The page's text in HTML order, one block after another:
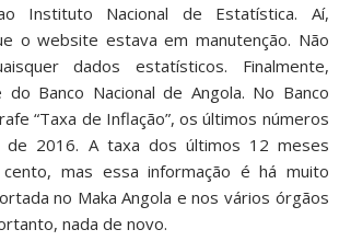
Instituto Nacional de Estatística. Aí,
o website estava em manutenção. Não
dados estatísticos. Finalmente,
Banco Nacional de Angola. No Banco
“Taxa de Inflação”, os últimos números
de 2016. A taxa dos últimos 12 meses
mas essa informação é há muito
no Maka Angola e nos vários órgãos
nada de novo.